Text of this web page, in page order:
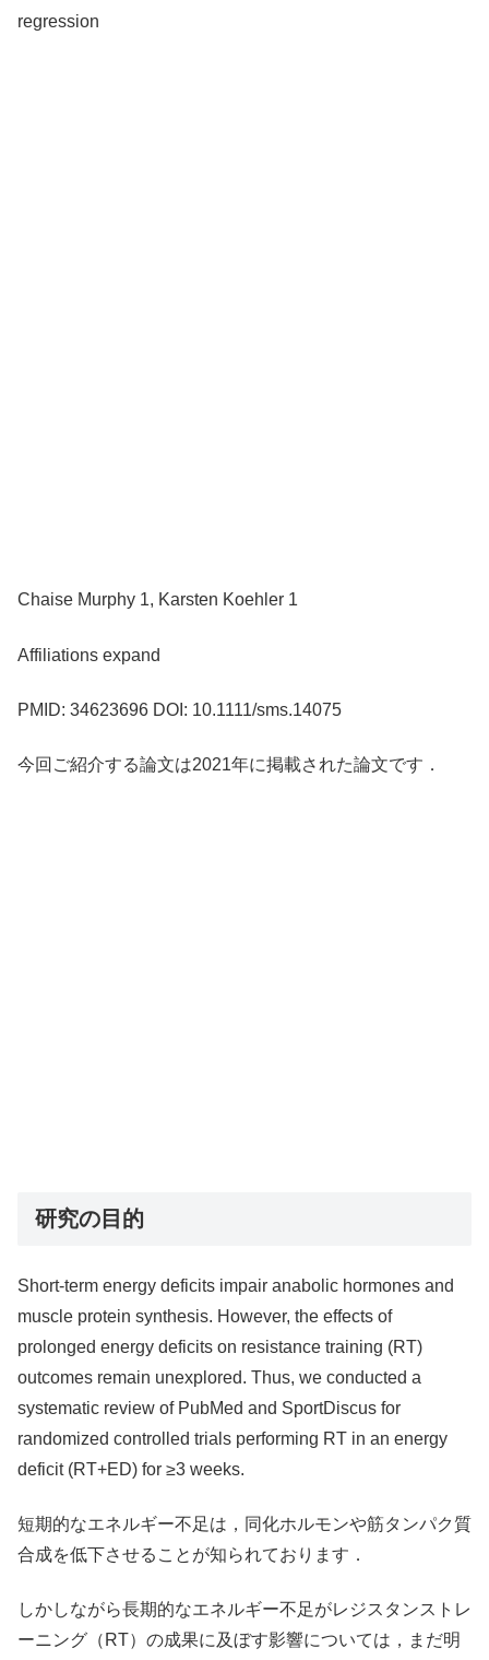
regression
Chaise Murphy 1, Karsten Koehler 1
Affiliations expand
PMID: 34623696 DOI: 10.1111/sms.14075
今回ご紹介する論文は2021年に掲載された論文です．
研究の目的
Short-term energy deficits impair anabolic hormones and
muscle protein synthesis. However, the effects of
prolonged energy deficits on resistance training (RT)
outcomes remain unexplored. Thus, we conducted a
systematic review of PubMed and SportDiscus for
randomized controlled trials performing RT in an energy
deficit (RT+ED) for ≥3 weeks.
短期的なエネルギー不足は，同化ホルモンや筋タンパク質
合成を低下させることが知られております．
しかしながら長期的なエネルギー不足がレジスタンストレ
ーニング（RT）の成果に及ぼす影響については，まだ明